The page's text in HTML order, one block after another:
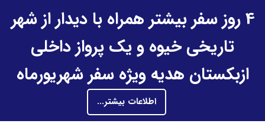
4 روز سفر بیشتر همراه با دیدار از شهر
تاریخی خیوه و یک پرواز داخلی
ازبکستان هدیه ویژه سفر شهریورماه
اطلاعات بیشتر...